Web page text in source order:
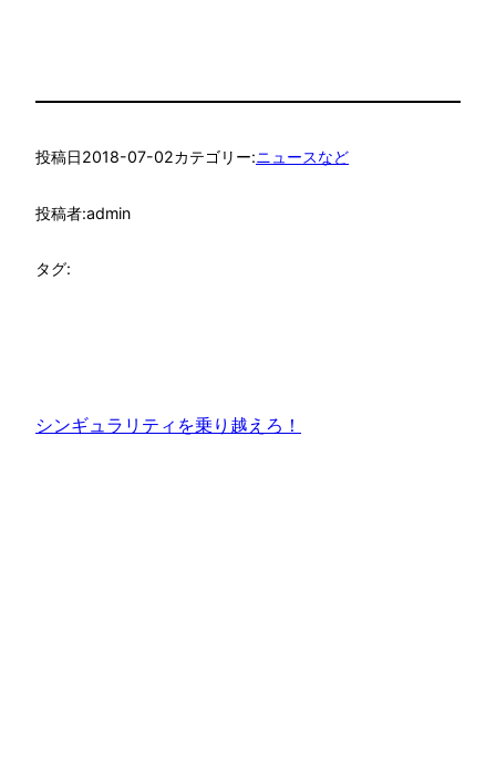
投稿日2018-07-02カテゴリー:ニュースなど
投稿者:admin
タグ:
シンギュラリティを乗り越えろ！